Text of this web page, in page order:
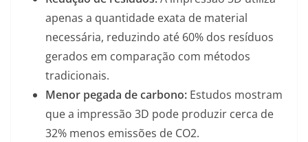
apenas a quantidade exata de material
necessária, reduzindo até 60% dos resíduos
gerados em comparação com métodos
tradicionais.
Menor pegada de carbono: Estudos mostram
que a impressão 3D pode produzir cerca de
32% menos emissões de CO2.